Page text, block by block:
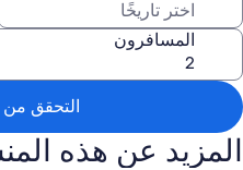
تقدم جميع غرف النزلاء في منِشأة
المدروسة مثل تكييف، إلى جانب وسائل
وبتجهيزات عازلة للصوت.
تشمل وسائل الراحة الأخرى:
تلفزيونات بشاشة مسطحة
المسافرون
التحقق
المزيد عن هذه